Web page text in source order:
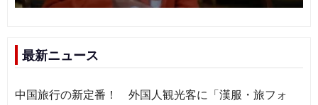
最新ニュース
中国旅行の新定番！ 外国人観光客に「漢服・旅フォ